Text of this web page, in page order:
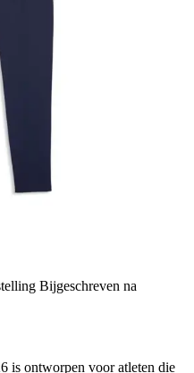
Bijgeschreven na
is ontworpen voor atleten die